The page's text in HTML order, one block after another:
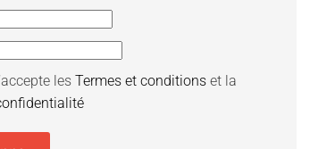
lesTermes et conditions et la